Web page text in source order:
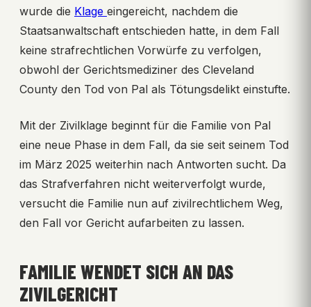
wurde die Klage eingereicht, nachdem die
Staatsanwaltschaft entschieden hatte, in dem Fall
keine strafrechtlichen Vorwürfe zu verfolgen,
obwohl der Gerichtsmediziner des Cleveland
County den Tod von Pal als Tötungsdelikt einstufte.
Mit der Zivilklage beginnt für die Familie von Pal
eine neue Phase in dem Fall, da sie seit seinem Tod
im März 2025 weiterhin nach Antworten sucht. Da
das Strafverfahren nicht weiterverfolgt wurde,
versucht die Familie nun auf zivilrechtlichem Weg,
den Fall vor Gericht aufarbeiten zu lassen.
FAMILIE WENDET SICH AN DAS
ZIVILGERICHT